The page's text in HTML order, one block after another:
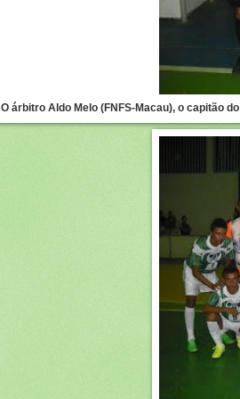
O árbitro Aldo Melo (FNFS-Macau), o capitão